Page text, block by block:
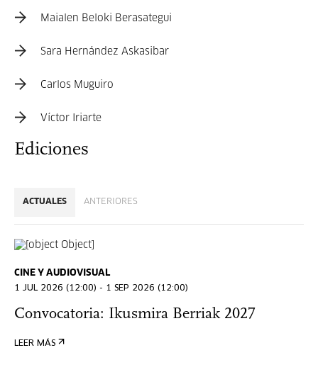
Maialen Beloki Berasategui
Sara Hernández Askasibar
Carlos Muguiro
Víctor Iriarte
Ediciones
ACTUALES ANTERIORES
CINE Y AUDIOVISUAL
1 JUL 2026 (12:00) - 1 SEP 2026 (12:00)
Convocatoria: Ikusmira Berriak 2027
LEER MÁS